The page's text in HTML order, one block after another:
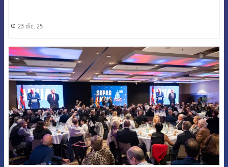
label.share.clock
23 dic. 25
FCB Barcelona badge